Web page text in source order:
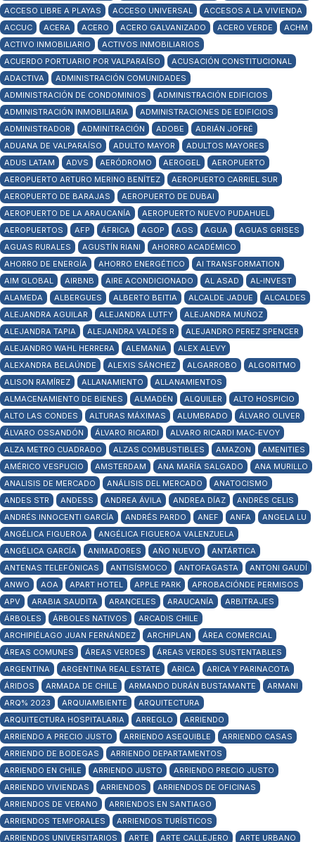
ACCESO LIBRE A PLAYAS
ACCESO UNIVERSAL
ACCESOS A LA VIVIENDA
ACCUC
ACERA ACERO ACERO GALVANIZADO ACERO VERDE
ACHM
ACTIVO INMOBILIARIO
ACTIVOS INMOBILIARIOS
ACUERDO PORTUARIO POR VALPARAÍSO
ACUSACIÓN CONSTITUCIONAL
ADACTIVA
ADMINISTRACIÓN COMUNIDADES
ADMINISTRACIÓN DE CONDOMINIOS
ADMINISTRACIÓN EDIFICIOS
ADMINISTRACIÓN INMOBILIARIA
ADMINISTRACIONES DE EDIFICIOS
ADMINISTRADOR
ADMINITRACIÓN ADOBE
ADRIÁN JOFRÉ
ADUANA DE VALPARAÍSO
ADULTO MAYOR
ADULTOS MAYORES
ADUS LATAM
ADVS AERÓDROMO AEROGEL
AEROPUERTO
AEROPUERTO ARTURO MERINO BENÍTEZ
AEROPUERTO CARRIEL SUR
AEROPUERTO DE BARAJAS
AEROPUERTO DE DUBAI
AEROPUERTO DE LA ARAUCANÍA
AEROPUERTO NUEVO PUDAHUEL
AEROPUERTOS
AFP ÁFRICA AGOP AGS AGUA
AGUAS GRISES
AGUAS RURALES
AGUSTÍN RIANI
AHORRO ACADÉMICO
AHORRO DE ENERGÍA
AHORRO ENERGÉTICO
AI TRANSFORMATION
AIM GLOBAL
AIRBNB AIRE ACONDICIONADO AL ASAD
AL-INVEST
ALAMEDA
ALBERGUES ALBERTO BEITIA ALCALDE JADUE
ALCALDES
ALEJANDRA AGUILAR
ALEJANDRA LUTFY
ALEJANDRA MUÑOZ
ALEJANDRA TAPIA
ALEJANDRA VALDÉS R
ALEJANDRO PEREZ SPENCER
ALEJANDRO WAHL HERRERA
ALEMANIA
ALEX ALEVY
ALEXANDRA BELAÚNDE
ALEXIS SÁNCHEZ ALGARROBO
ALGORITMO
ALISON RAMÍREZ
ALLANAMIENTO
ALLANAMIENTOS
ALMACENAMIENTO DE BIENES
ALMADÉN ALQUILER
ALTO HOSPICIO
ALTO LAS CONDES
ALTURAS MÁXIMAS ALUMBRADO
ÁLVARO OLIVER
ÁLVARO OSSANDÓN
ÁLVARO RICARDI
ALVARO RICARDI MAC-EVOY
ALZA METRO CUADRADO
ALZAS COMBUSTIBLES AMAZON
AMENITIES
AMÉRICO VESPUCIO
AMSTERDAM ANA MARÍA SALGADO
ANA MURILLO
ANALISIS DE MERCADO
ANÁLISIS DEL MERCADO
ANATOCISMO
ANDES STR
ANDESS ANDREA ÁVILA ANDREA DÍAZ
ANDRÉS CELIS
ANDRÉS INNOCENTI GARCÍA
ANDRÉS PARDO ANEF ANFA
ANGELA LU
ANGÉLICA FIGUEROA
ANGÉLICA FIGUEROA VALENZUELA
ANGÉLICA GARCÍA
ANIMADORES AÑO NUEVO
ANTÁRTICA
ANTENAS TELEFÓNICAS
ANTISÍSMOCO ANTOFAGASTA
ANTONI GAUDÍ
ANWO
AOA APART HOTEL APPLE PARK
APROBACIÓNDE PERMISOS
APV
ARABIA SAUDITA ARANCELES ARAUCANÍA
ARBITRAJES
ÁRBOLES
ÁRBOLES NATIVOS
ARCADIS CHILE
ARCHIPIÉLAGO JUAN FERNÁNDEZ
ARCHIPLAN
ÁREA COMERCIAL
ÁREAS COMUNES
ÁREAS VERDES
ÁREAS VERDES SUSTENTABLES
ARGENTINA
ARGENTINA REAL ESTATE ARICA
ARICA Y PARINACOTA
ÁRIDOS
ARMADA DE CHILE ARMANDO DURÁN BUSTAMANTE
ARMANI
ARQ% 2023
ARQUIAMBIENTE
ARQUITECTURA
ARQUITECTURA HOSPITALARIA
ARREGLO
ARRIENDO
ARRIENDO A PRECIO JUSTO
ARRIENDO ASEQUIBLE
ARRIENDO CASAS
ARRIENDO DE BODEGAS
ARRIENDO DEPARTAMENTOS
ARRIENDO EN CHILE
ARRIENDO JUSTO
ARRIENDO PRECIO JUSTO
ARRIENDO VIVIENDAS
ARRIENDOS
ARRIENDOS DE OFICINAS
ARRIENDOS DE VERANO
ARRIENDOS EN SANTIAGO
ARRIENDOS TEMPORALES
ARRIENDOS TURÍSTICOS
ARRIENDOS UNIVERSITARIOS
ARTE ARTE CALLEJERO ARTE URBANO